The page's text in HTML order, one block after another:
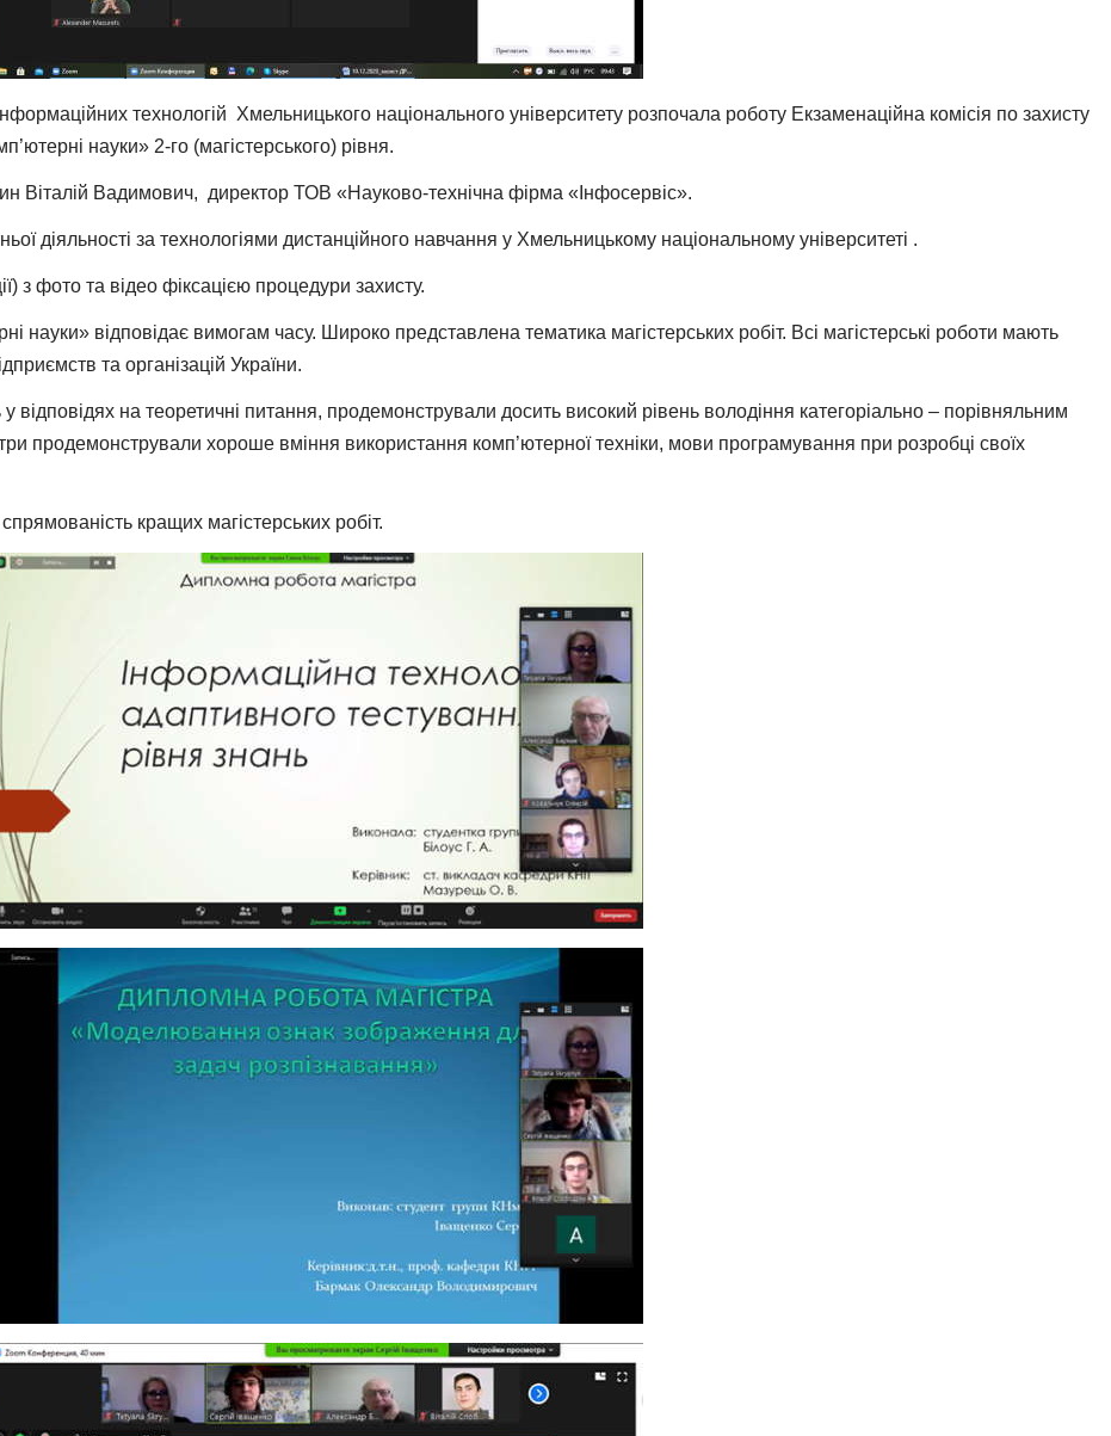
технологій Хмельницького національного університету розпочала роботу Екзаменаційна комісія по захисту
науки» 2-го (магістерського) рівня.
Віталій Вадимович, директор ТОВ «Науково-технічна фірма «Інфосервіс».
діяльності за технологіями дистанційного навчання у Хмельницькому національному університеті .
з фото та відео фіксацією процедури захисту.
науки» відповідає вимогам часу. Широко представлена тематика магістерських робіт. Всі магістерські роботи мають
та організацій України.
відповідях на теоретичні питання, продемонстрували досить високий рівень володіння категоріально – порівняльним
продемонстрували хороше вміння використання комп’ютерної техніки, мови програмування при розробці своїх
кращих магістерських робіт.